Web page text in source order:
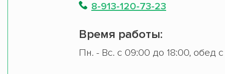
8-913-120-73-23
Время работы:
Пн. - Вс. с 09:00 до 18:00, обед